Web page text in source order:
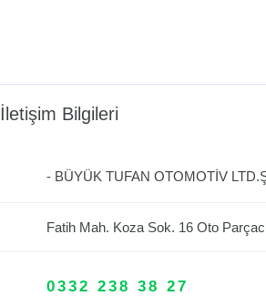
İletişim Bilgileri
- BÜYÜK TUFAN OTOMOTİV
Fatih Mah. Koza Sok. 16 Oto
0332 238 38 27